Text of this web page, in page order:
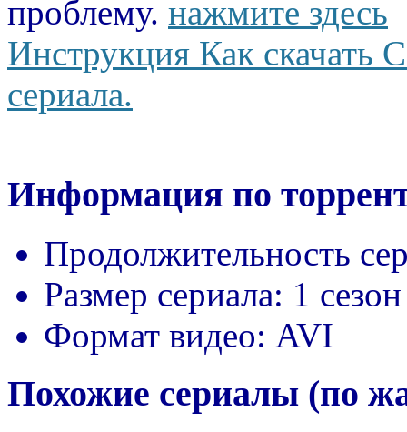
проблему. нажмите здесь
Инструкция Как скачать
сериала.
Информация по
Продолжительность
Размер сериала: 1
Формат видео: AVI
Похожие сериалы (по